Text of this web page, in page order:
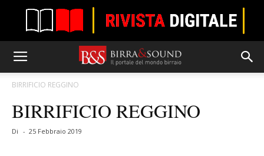
BIRRIFICIO REGGINO
BIRRIFICIO REGGINO
Di - 25 Febbraio 2019